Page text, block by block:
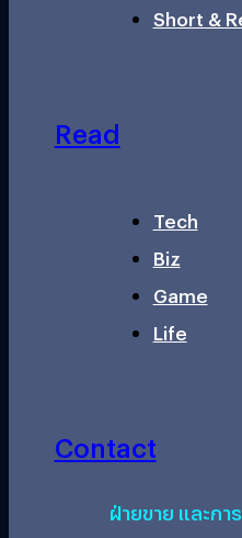
Short &
Read
Tech
Biz
Game
Life
Contact
ฝ่ายขาย และกา